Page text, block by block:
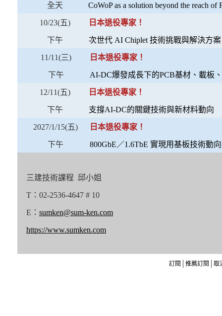
全天 CoWoP as a solution beyond the reach of
10/23(五)
下午
日本退役專家！
次世代 AI Chiplet 技術挑戰與解決方案
11/11(三)
下午
日本退役專家！
AI-DC爆發成長下的PCB基材、載板
12/11(五)
下午
日本退役專家！
支撐AI-DC的關鍵技術與新材料動向
2027/1/15(五)
下午
日本退役專家！
800GbE／1.6TbE 實現用基板技術動向
三建技術課程 邱小姐
T：02-2536-4647 # 10
E： sumken@sum-ken.com
https://www.sumken.com
訂閱 推薦訂閱 取